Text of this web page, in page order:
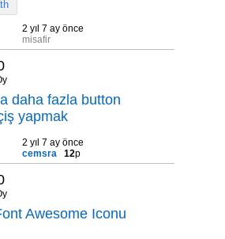
2 yıl 7 ay önce
misafir
daha fazla button
yapmak
2 yıl 7 ay önce
cemsra
12p
Awesome Iconu